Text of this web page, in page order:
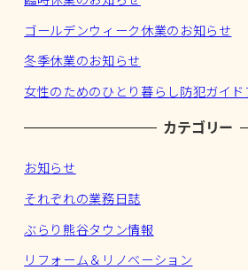
ゴールデンウィーク休業のお知らせ
冬季休業のお知らせ
女性のためのひとり暮らし防犯ガイド
カテゴリー
お知らせ
それぞれの業務日誌
ぶらり熊谷タウン情報
リフォーム＆リノベーション